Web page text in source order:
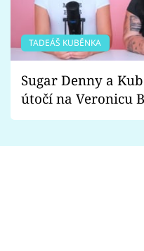
TADEÁŠ KUBĚNKA
Sugar Denny a
útočí na Veronicu
Proč je podle nich